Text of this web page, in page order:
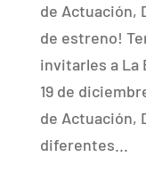
de Actuación,
de estreno!
invitarles a La
19 de
de Actuación,
diferentes...